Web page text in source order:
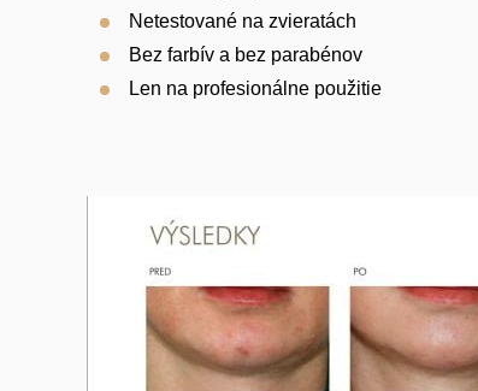
Netestované na zvieratách
Bez farbív a bez parabénov
Len na profesionálne použitie